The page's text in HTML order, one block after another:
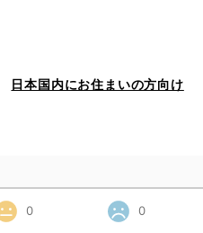
日本国内にお住まいの方向け
0 0